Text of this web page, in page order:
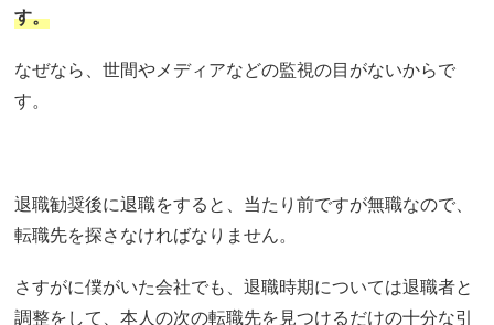
す。
なぜなら、世間やメディアなどの監視の目がないからで
す。
退職勧奨後に退職をすると、当たり前ですが無職なので、
転職先を探さなければなりません。
さすがに僕がいた会社でも、退職時期については退職者と
調整をして、本人の次の転職先を見つけるだけの十分な引